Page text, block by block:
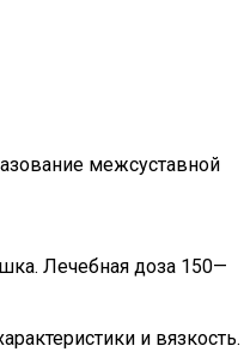
межсуставной
Лечебная доза 150—
и вязкость.